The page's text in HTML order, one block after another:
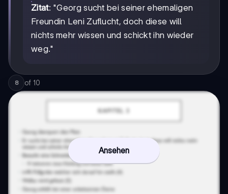
Zitat: "Georg sucht bei seiner ehemaligen
Freundin Leni Zuflucht, doch diese will
nichts mehr wissen und schickt ihn wieder
weg."
8 of 10
Ansehen